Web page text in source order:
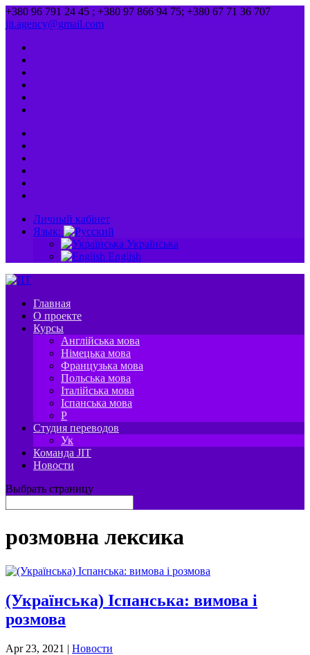
+380 96 791 24 45 ; +380 97 866 94 75; +380 67 71 36 707
jit.agency@gmail.com
Личный кабінет
Язык:
Українська
English
Главная
О проекте
Курсы
Англійська мова
Німецька мова
Французька мова
Польська мова
Італійська мова
Іспанська мова
P
Студия переводов
Ук
Команда JIT
Новости
Выбрать страницу
розмовна лексика
(Українська) Іспанська: вимова і
розмова
Apr 23, 2021 | Новости